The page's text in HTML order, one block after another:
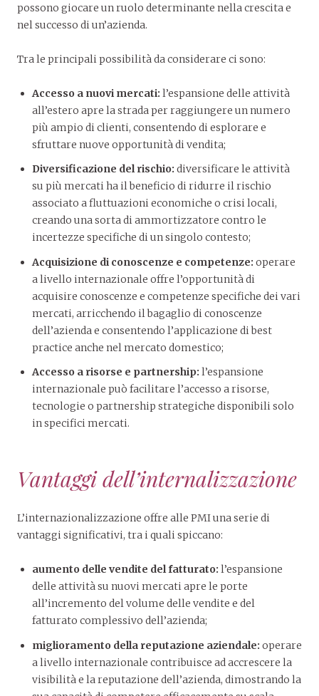
possono giocare un ruolo determinante nella crescita e
nel successo di un’azienda.
Tra le principali possibilità da considerare ci sono:
Accesso a nuovi mercati: l’espansione delle attività
all’estero apre la strada per raggiungere un numero
più ampio di clienti, consentendo di esplorare e
sfruttare nuove opportunità di vendita;
Diversificazione del rischio: diversificare le attività
su più mercati ha il beneficio di ridurre il rischio
associato a fluttuazioni economiche o crisi locali,
creando una sorta di ammortizzatore contro le
incertezze specifiche di un singolo contesto;
Acquisizione di conoscenze e competenze: operare
a livello internazionale offre l’opportunità di
acquisire conoscenze e competenze specifiche dei vari
mercati, arricchendo il bagaglio di conoscenze
dell’azienda e consentendo l’applicazione di best
practice anche nel mercato domestico;
Accesso a risorse e partnership: l’espansione
internazionale può facilitare l’accesso a risorse,
tecnologie o partnership strategiche disponibili solo
in specifici mercati.
Vantaggi dell’internalizzazione
L’internazionalizzazione offre alle PMI una serie di
vantaggi significativi, tra i quali spiccano:
aumento delle vendite del fatturato: l’espansione
delle attività su nuovi mercati apre le porte
all’incremento del volume delle vendite e del
fatturato complessivo dell’azienda;
miglioramento della reputazione aziendale: operare
a livello internazionale contribuisce ad accrescere la
visibilità e la reputazione dell’azienda, dimostrando la